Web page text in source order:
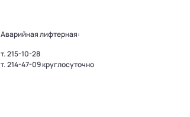
Аварийная лифтерная:
т.215-10-28
т.214-47-09круглосуточно